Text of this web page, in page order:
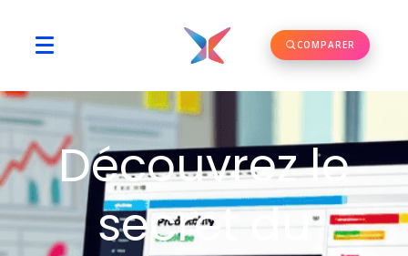
COMPARER
Découvrez le
secret du